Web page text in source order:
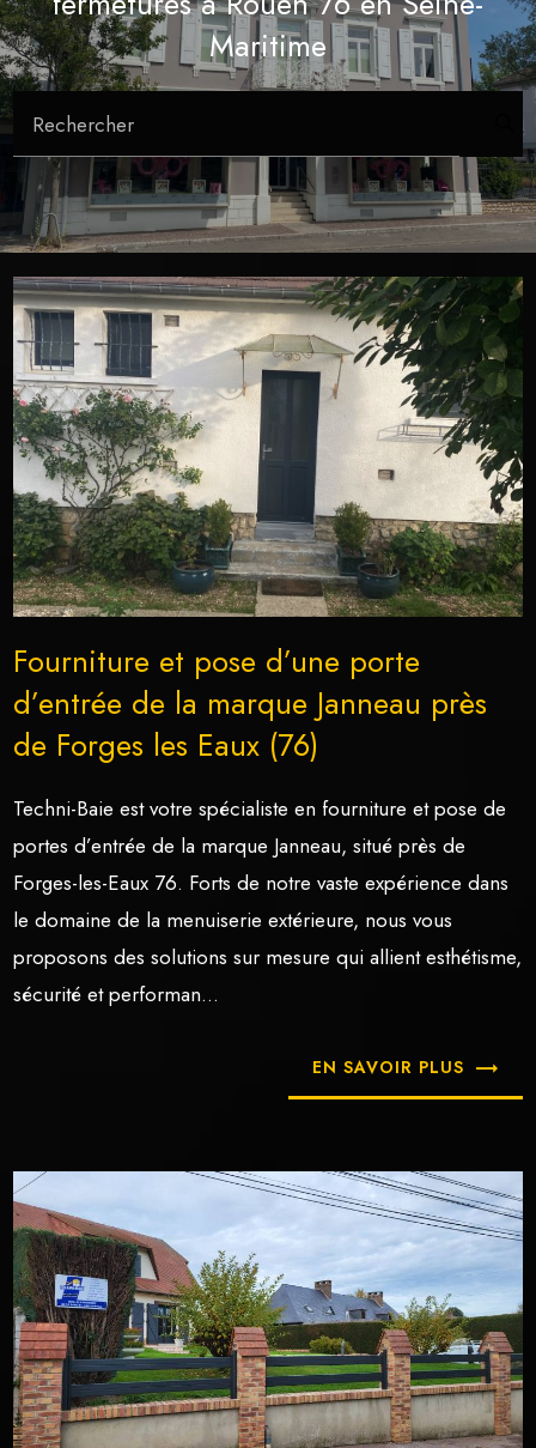
Maritime
Rechercher
Fourniture et pose d’une porte
d’entrée de la marque Janneau près
de Forges les Eaux (76)
Techni-Baie est votre spécialiste en fourniture et pose de
portes d’entrée de la marque Janneau, situé près de
Forges-les-Eaux 76. Forts de notre vaste expérience dans
le domaine de la menuiserie extérieure, nous vous
proposons des solutions sur mesure qui allient esthétisme,
sécurité et performan...
EN SAVOIR PLUS